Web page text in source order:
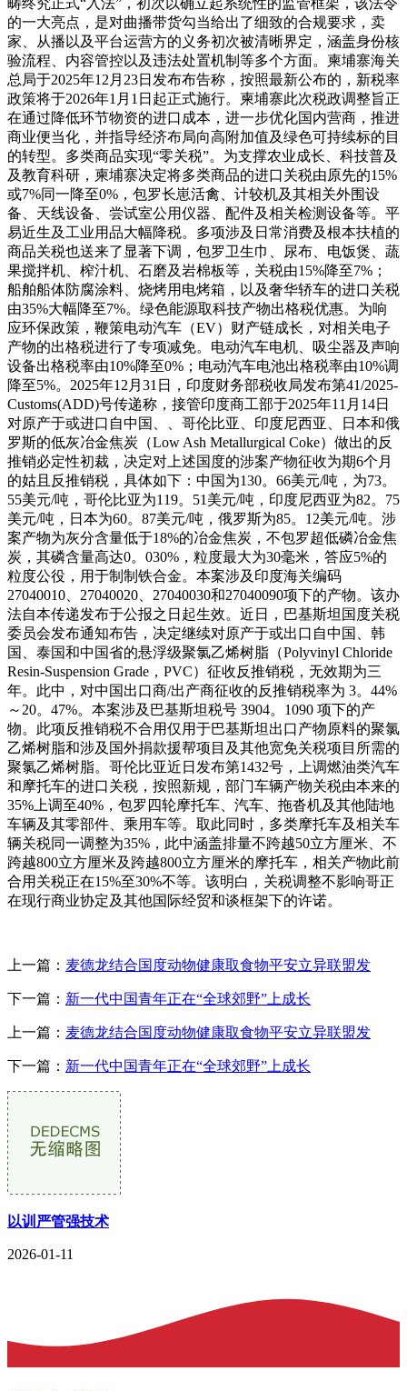
的一大亮点，是对曲播带货勾当给出了细致的合规要求，卖
家、从播以及平台运营方的义务初次被清晰界定，涵盖身份核
验流程、内容管控以及违法处置机制等多个方面。柬埔寨海关
总局于2025年12月23日发布布告称，按照最新公布的，新税率
政策将于2026年1月1日起正式施行。柬埔寨此次税政调整旨正
在通过降低环节物资的进口成本，进一步优化国内营商，推进
商业便当化，并指导经济布局向高附加值及绿色可持续标的目
的转型。多类商品实现“零关税”。为支撑农业成长、科技普及
及教育科研，柬埔寨决定将多类商品的进口关税由原先的15%
或7%同一降至0%，包罗长崽活禽、计较机及其相关外围设
备、天线设备、尝试室公用仪器、配件及相关检测设备等。平
易近生及工业用品大幅降税。多项涉及日常消费及根本扶植的
商品关税也送来了显著下调，包罗卫生巾、尿布、电饭煲、蔬
果搅拌机、榨汁机、石磨及岩棉板等，关税由15%降至7%；
船舶船体防腐涂料、烧烤用电烤箱，以及奢华轿车的进口关税
由35%大幅降至7%。绿色能源取科技产物出格税优惠。为响
应环保政策，鞭策电动汽车（EV）财产链成长，对相关电子
产物的出格税进行了专项减免。电动汽车电机、吸尘器及声响
设备出格税率由10%降至0%；电动汽车电池出格税率由10%调
降至5%。2025年12月31日，印度财务部税收局发布第41/2025-
Customs(ADD)号传递称，接管印度商工部于2025年11月14日
对原产于或进口自中国、、哥伦比亚、印度尼西亚、日本和俄
罗斯的低灰冶金焦炭（Low Ash Metallurgical Coke）做出的反
推销必定性初裁，决定对上述国度的涉案产物征收为期6个月
的姑且反推销税，具体如下：中国为130。66美元/吨，为73。
55美元/吨，哥伦比亚为119。51美元/吨，印度尼西亚为82。75
美元/吨，日本为60。87美元/吨，俄罗斯为85。12美元/吨。涉
案产物为灰分含量低于18%的冶金焦炭，不包罗超低磷冶金焦
炭，其磷含量高达0。030%，粒度最大为30毫米，答应5%的
粒度公役，用于制制铁合金。本案涉及印度海关编码
27040010、27040020、27040030和27040090项下的产物。该办
法自本传递发布于公报之日起生效。近日，巴基斯坦国度关税
委员会发布通知布告，决定继续对原产于或出口自中国、韩
国、泰国和中国省的悬浮级聚氯乙烯树脂（Polyvinyl Chloride
Resin-Suspension Grade，PVC）征收反推销税，无效期为三
年。此中，对中国出口商/出产商征收的反推销税率为 3。44%
～20。47%。本案涉及巴基斯坦税号 3904。1090 项下的产
物。此项反推销税不合用仅用于巴基斯坦出口产物原料的聚氯
乙烯树脂和涉及国外捐款援帮项目及其他宽免关税项目所需的
聚氯乙烯树脂。哥伦比亚近日发布第1432号，上调燃油类汽车
和摩托车的进口关税，按照新规，部门车辆产物关税由本来的
35%上调至40%，包罗四轮摩托车、汽车、拖沓机及其他陆地
车辆及其零部件、乘用车等。取此同时，多类摩托车及相关车
辆关税同一调整为35%，此中涵盖排量不跨越50立方厘米、不
跨越800立方厘米及跨越800立方厘米的摩托车，相关产物此前
合用关税正在15%至30%不等。该明白，关税调整不影响哥正
在现行商业协定及其他国际经贸和谈框架下的许诺。
上一篇： 麦德龙结合国度动物健康取食物平安立异联盟发
下一篇： 新一代中国青年正在“全球郊野”上成长
上一篇： 麦德龙结合国度动物健康取食物平安立异联盟发
下一篇： 新一代中国青年正在“全球郊野”上成长
以训严管强技术
2026-01-11